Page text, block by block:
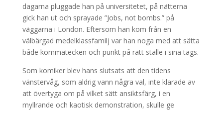
dagarna pluggade han på universitetet, på nätterna
gick han ut och sprayade ”Jobs, not bombs.” på
väggarna i London. Eftersom han kom från en
välbärgad medelklassfamilj var han noga med att sätta
både kommatecken och punkt på rätt ställe i sina tags.
Som komiker blev hans slutsats att den tidens
vänstervåg, som aldrig vann några val, inte klarade av
att övertyga om på vilket sätt ansiktsfärg, i en
myllrande och kaotisk demonstration, skulle ge